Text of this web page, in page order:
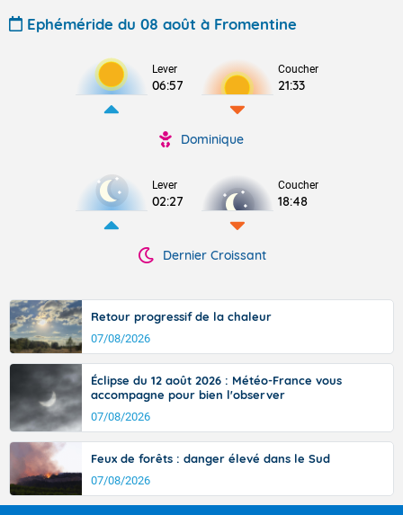
Ephéméride du 08 août à Fromentine
Lever
06:57
Coucher
21:33
Dominique
Lever
02:27
Coucher
18:48
Dernier Croissant
Retour progressif de la chaleur
07/08/2026
Éclipse du 12 août 2026 : Météo-France vous
accompagne pour bien l'observer
07/08/2026
Feux de forêts : danger élevé dans le Sud
07/08/2026